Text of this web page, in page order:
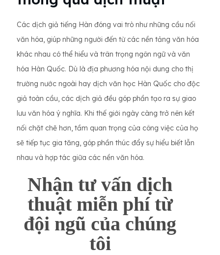
Các dịch giả tiếng Hàn đóng vai trò như những cầu nối
văn hóa, giúp những người đến từ các nền tảng văn hóa
khác nhau có thể hiểu và trân trọng ngôn ngữ và văn
hóa Hàn Quốc. Dù là địa phương hóa nội dung cho thị
trường nước ngoài hay dịch văn học Hàn Quốc cho độc
giả toàn cầu, các dịch giả đều góp phần tạo ra sự giao
lưu văn hóa ý nghĩa. Khi thế giới ngày càng trở nên kết
nối chặt chẽ hơn, tầm quan trọng của công việc của họ
sẽ tiếp tục gia tăng, góp phần thúc đẩy sự hiểu biết lẫn
nhau và hợp tác giữa các nền văn hóa.
Nhận tư vấn dịch
thuật miễn phí từ
đội ngũ của chúng
tôi